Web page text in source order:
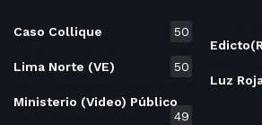
Caso Collique 50
Lima Norte (VE) 50
Ministerio (Video) Público
49
Luz